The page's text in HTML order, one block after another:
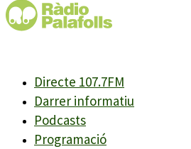
Directe 107.7FM
Darrer informatiu
Podcasts
Programació